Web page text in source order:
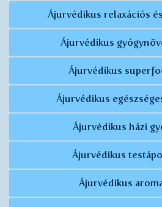
Ájurvédikus relaxációs
Ájurvédikus
Ájurvédikus
Ájurvédikus
Ájurvédikus házi
Ájurvédikus
Ájurvédikus